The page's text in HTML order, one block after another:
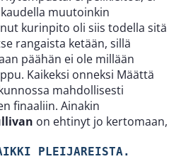
muutoinkin
kurinpito oli siis todella sitä
rangaista ketään, sillä
päähän ei ole millään
Kaikeksi onneksi Määttä
mahdollisesti
finaaliin. Ainakin
on ehtinyt jo kertomaan,
PLEIJAREISTA.